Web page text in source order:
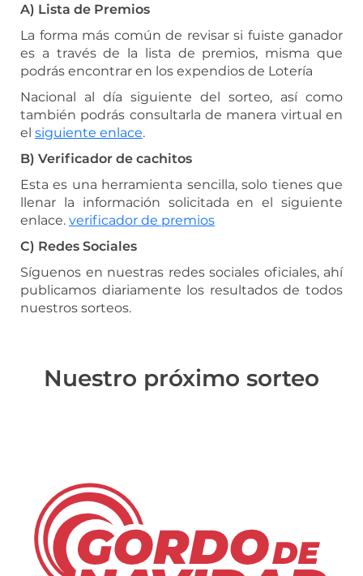
A) Lista de Premios
La forma más común de revisar si fuiste ganador
es a través de la lista de premios, misma que
podrás encontrar en los expendios de Lotería
Nacional al día siguiente del sorteo, así como
también podrás consultarla de manera virtual en
el siguiente enlace.
B) Verificador de cachitos
Esta es una herramienta sencilla, solo tienes que
llenar la información solicitada en el siguiente
enlace. verificador de premios
C) Redes Sociales
Síguenos en nuestras redes sociales oficiales, ahí
publicamos diariamente los resultados de todos
nuestros sorteos.
Nuestro próximo sorteo